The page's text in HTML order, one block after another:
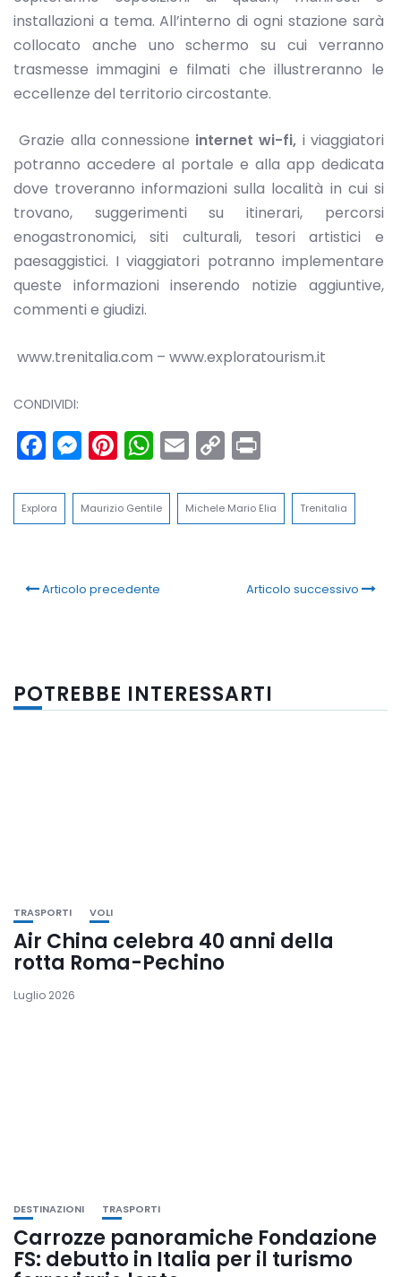
installazioni a tema. All’interno di ogni stazione sarà
collocato anche uno schermo su cui verranno
trasmesse immagini e filmati che illustreranno le
eccellenze del territorio circostante.
Grazie alla connessione internet wi-fi, i viaggiatori
potranno accedere al portale e alla app dedicata
dove troveranno informazioni sulla località in cui si
trovano, suggerimenti su itinerari, percorsi
enogastronomici, siti culturali, tesori artistici e
paesaggistici. I viaggiatori potranno implementare
queste informazioni inserendo notizie aggiuntive,
commenti e giudizi.
www.trenitalia.com – www.exploratourism.it
CONDIVIDI:
Facebook
Messenger
Pinterest
WhatsApp
Email
Copy
Link
Explora Maurizio Gentile Michele Mario Elia Trenitalia
Articolo precedente Articolo successivo
POTREBBE INTERESSARTI
TRASPORTI VOLI
Air China celebra 40 anni della
rotta Roma-Pechino
Luglio 2026
DESTINAZIONI TRASPORTI
Carrozze panoramiche Fondazione
FS: debutto in Italia per il turismo